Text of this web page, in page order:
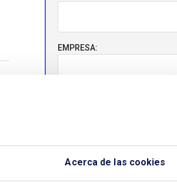
Acerca de las cookies
EMPRESA: